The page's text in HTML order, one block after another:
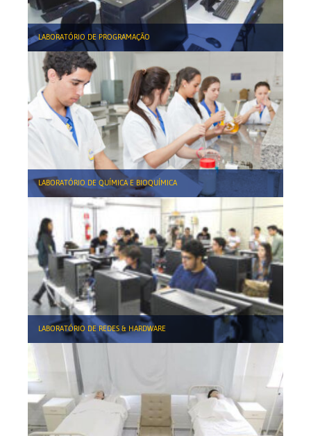
LABORATÓRIO DE PROGRAMAÇÃO
LABORATÓRIO DE QUÍMICA E BIOQUÍMICA
LABORATÓRIO DE REDES & HARDWARE